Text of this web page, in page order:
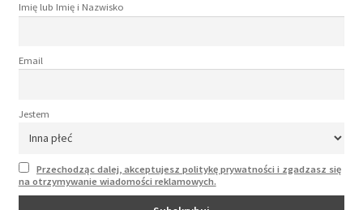
Imię lub Imię i Nazwisko
Email
Jestem
Przechodząc dalej, akceptujesz politykę prywatności i zgadzasz się
na otrzymywanie wiadomości reklamowych.